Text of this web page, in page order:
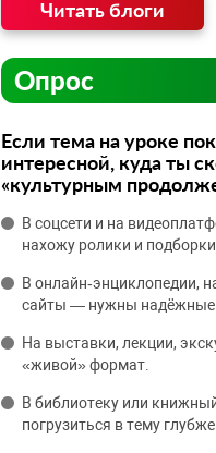
Читать блоги
Опрос
Если тема на уроке
интересной, куда ты
«культурным
В соцсети и на
нахожу ролики и подборки.
В онлайн‑энциклопедии,
сайты — нужны надёжные
На выставки, лекции,
«живой» формат.
В библиотеку или
погрузиться в тему глубже.